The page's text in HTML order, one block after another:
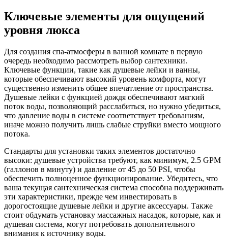
Ключевые элементы для ощущений
уровня люкса
Для создания спа-атмосферы в ванной комнате в первую
очередь необходимо рассмотреть выбор сантехники.
Ключевые функции, такие как душевые лейки и ванны,
которые обеспечивают высокий уровень комфорта, могут
существенно изменить общее впечатление от пространства.
Душевые лейки с функцией дождя обеспечивают мягкий
поток воды, позволяющий расслабиться, но нужно убедиться,
что давление воды в системе соответствует требованиям,
иначе можно получить лишь слабые струйки вместо мощного
потока.
Стандарты для установки таких элементов достаточно
высоки: душевые устройства требуют, как минимум, 2.5 GPM
(галлонов в минуту) и давление от 45 до 50 PSI, чтобы
обеспечить полноценное функционирование. Убедитесь, что
ваша текущая сантехническая система способна поддерживать
эти характеристики, прежде чем инвестировать в
дорогостоящие душевые лейки и другие аксессуары. Также
стоит обдумать установку массажных насадок, которые, как и
душевая система, могут потребовать дополнительного
внимания к источнику воды.